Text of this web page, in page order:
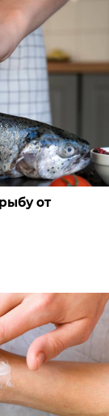
от